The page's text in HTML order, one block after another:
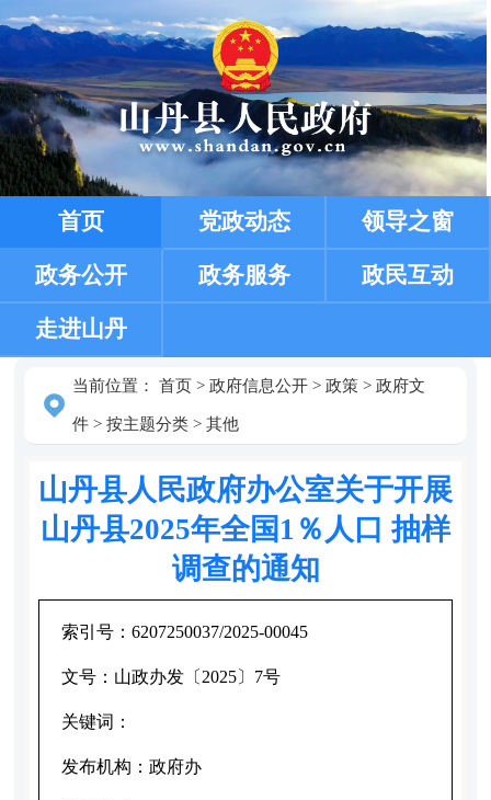
首页 党政动态 领导之窗
政务公开 政务服务 政民互动
走进山丹
当前位置： 首页> 政府信息公开> 政策> 政府文
件> 按主题分类> 其他
山丹县人民政府办公室关于开展
山丹县2025年全国1％人口 抽样
调查的通知
索引号： 6207250037/2025-00045
文号： 山政办发〔2025〕7号
关键词：
发布机构： 政府办